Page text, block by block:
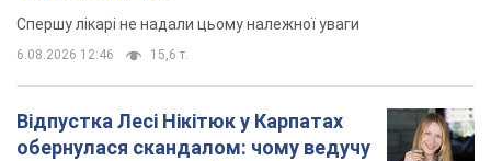
Спершу лікарі не надали цьому належної уваги
6.08.2026 12:46 15,6 т.
Відпустка Лесі Нікітюк у Карпатах
обернулася скандалом: чому ведучу